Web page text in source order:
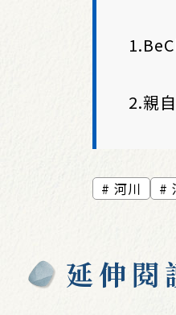
2.親
河川
延伸閱